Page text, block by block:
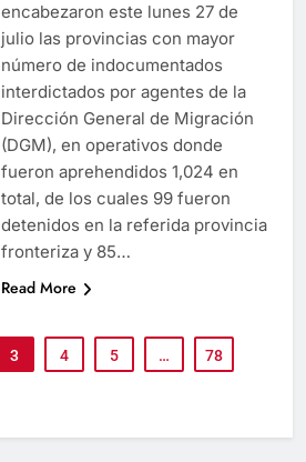
encabezaron este lunes 27 de
julio las provincias con mayor
número de indocumentados
interdictados por agentes de la
Dirección General de Migración
(DGM), en operativos donde
fueron aprehendidos 1,024 en
total, de los cuales 99 fueron
detenidos en la referida provincia
fronteriza y 85…
Read More
3 4 5 … 78